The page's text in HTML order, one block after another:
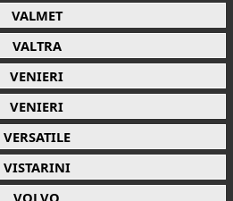
VALMET
VALTRA
VENIERI
VENIERI
VERSATILE
VISTARINI